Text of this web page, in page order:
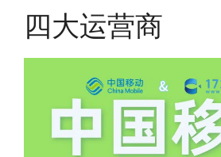
(2)如下几种情况是不返费的
机、关机、注销、违章单停
道首充的情况下都是不能
逾期不可补返费。
·5.我的返费为什么还没有到
四大运营商